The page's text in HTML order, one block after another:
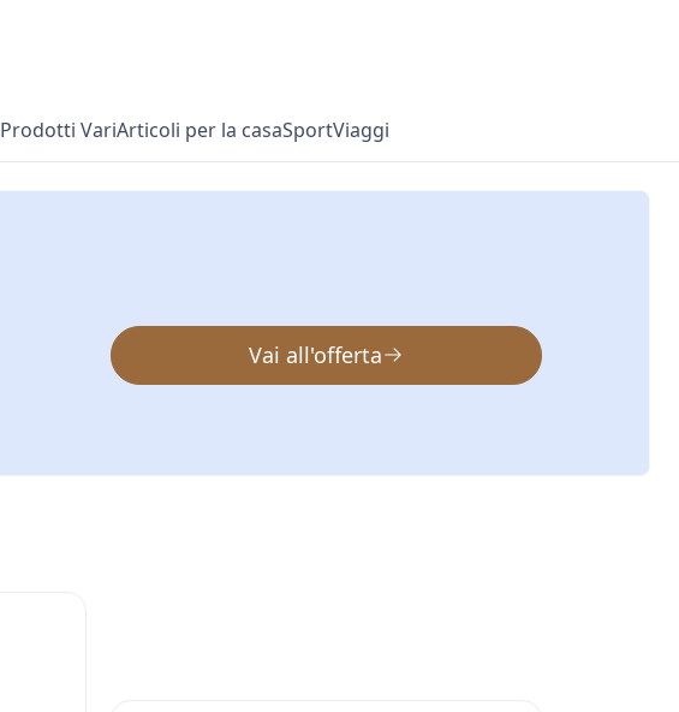
Prodotti VariArticoli per la casaSportViaggi
Vai all'offerta